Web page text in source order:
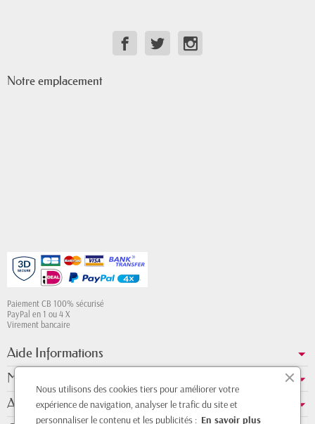
Notre emplacement
Paiement CB 100% sécurisé
PayPal en 1 ou 4 X
Virement bancaire
Aide Informations
Mon compte
A propos de nous
Nous utilisons des cookies tiers pour améliorer votre
expérience de navigation, analyser le trafic du site et
personnaliser le contenu et les publicités : En savoir plus